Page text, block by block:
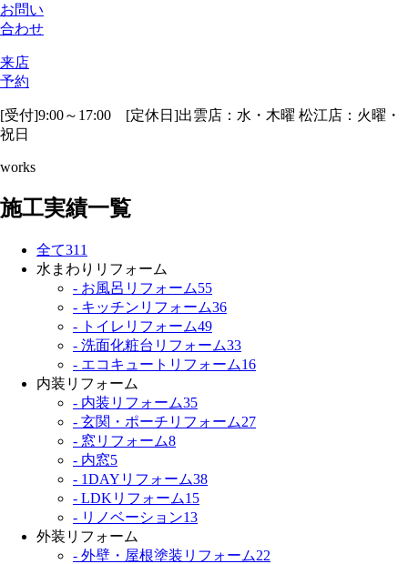
お問い
合わせ
来店
予約
[受付]9:00～17:00 [定休日]出雲店：水・木曜 松江店：火曜・
祝日
works
施工実績一覧
全て311
水まわりリフォーム
- お風呂リフォーム55
- キッチンリフォーム36
- トイレリフォーム49
- 洗面化粧台リフォーム33
- エコキュートリフォーム16
内装リフォーム
- 内装リフォーム35
- 玄関・ポーチリフォーム27
- 窓リフォーム8
- 内窓5
- 1DAYリフォーム38
- LDKリフォーム15
- リノベーション13
外装リフォーム
- 外壁・屋根塗装リフォーム22